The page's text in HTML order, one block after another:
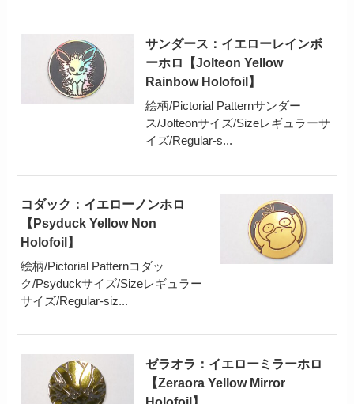
サンダース：イエローレインボ
ーホロ【Jolteon Yellow
Rainbow Holofoil】
絵柄/Pictorial Patternサンダー
ス/Jolteonサイズ/Sizeレギュラーサ
イズ/Regular-s...
コダック：イエローノンホロ
【Psyduck Yellow Non
Holofoil】
絵柄/Pictorial Patternコダッ
ク/Psyduckサイズ/Sizeレギュラー
サイズ/Regular-siz...
ゼラオラ：イエローミラーホロ
【Zeraora Yellow Mirror